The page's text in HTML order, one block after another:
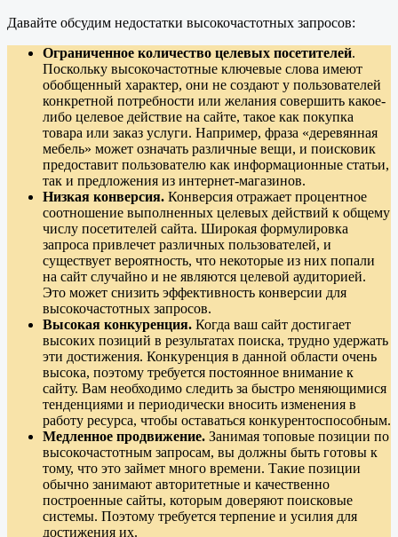
Давайте обсудим недостатки высокочастотных запросов:
Ограниченное количество целевых посетителей.
Поскольку высокочастотные ключевые слова имеют
обобщенный характер, они не создают у пользователей
конкретной потребности или желания совершить какое-
либо целевое действие на сайте, такое как покупка
товара или заказ услуги. Например, фраза «деревянная
мебель» может означать различные вещи, и поисковик
предоставит пользователю как информационные статьи,
так и предложения из интернет-магазинов.
Низкая конверсия. Конверсия отражает процентное
соотношение выполненных целевых действий к общему
числу посетителей сайта. Широкая формулировка
запроса привлечет различных пользователей, и
существует вероятность, что некоторые из них попали
на сайт случайно и не являются целевой аудиторией.
Это может снизить эффективность конверсии для
высокочастотных запросов.
Высокая конкуренция. Когда ваш сайт достигает
высоких позиций в результатах поиска, трудно удержать
эти достижения. Конкуренция в данной области очень
высока, поэтому требуется постоянное внимание к
сайту. Вам необходимо следить за быстро меняющимися
тенденциями и периодически вносить изменения в
работу ресурса, чтобы оставаться конкурентоспособным.
Медленное продвижение. Занимая топовые позиции по
высокочастотным запросам, вы должны быть готовы к
тому, что это займет много времени. Такие позиции
обычно занимают авторитетные и качественно
построенные сайты, которым доверяют поисковые
системы. Поэтому требуется терпение и усилия для
достижения их.